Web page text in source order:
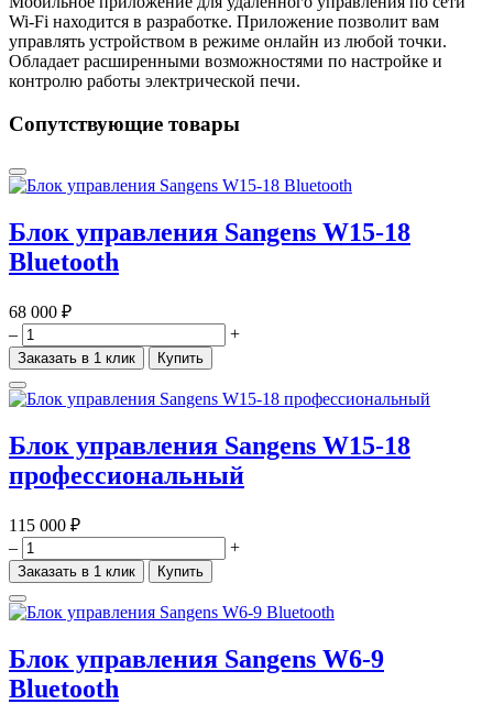
Wi-Fi находится в разработке. Приложение позволит вам
управлять устройством в режиме онлайн из любой точки.
Обладает расширенными возможностями по настройке и
контролю работы электрической печи.
Сопутствующие товары
Блок управления Sangens W15-18
Bluetooth
68 000 ₽
–
+
Заказать в 1 клик Купить
Блок управления Sangens W15-18
профессиональный
115 000 ₽
–
+
Заказать в 1 клик Купить
Блок управления Sangens W6-9
Bluetooth